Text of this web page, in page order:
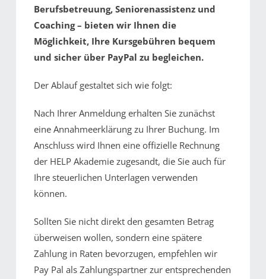
Berufsbetreuung, Seniorenassistenz und
Coaching – bieten wir Ihnen die
Möglichkeit, Ihre Kursgebühren bequem
und sicher über PayPal zu begleichen.
Der Ablauf gestaltet sich wie folgt:
Nach Ihrer Anmeldung erhalten Sie zunächst
eine Annahmeerklärung zu Ihrer Buchung. Im
Anschluss wird Ihnen eine offizielle Rechnung
der HELP Akademie zugesandt, die Sie auch für
Ihre steuerlichen Unterlagen verwenden
können.
Sollten Sie nicht direkt den gesamten Betrag
überweisen wollen, sondern eine spätere
Zahlung in Raten bevorzugen, empfehlen wir
Pay Pal als Zahlungspartner zur entsprechenden